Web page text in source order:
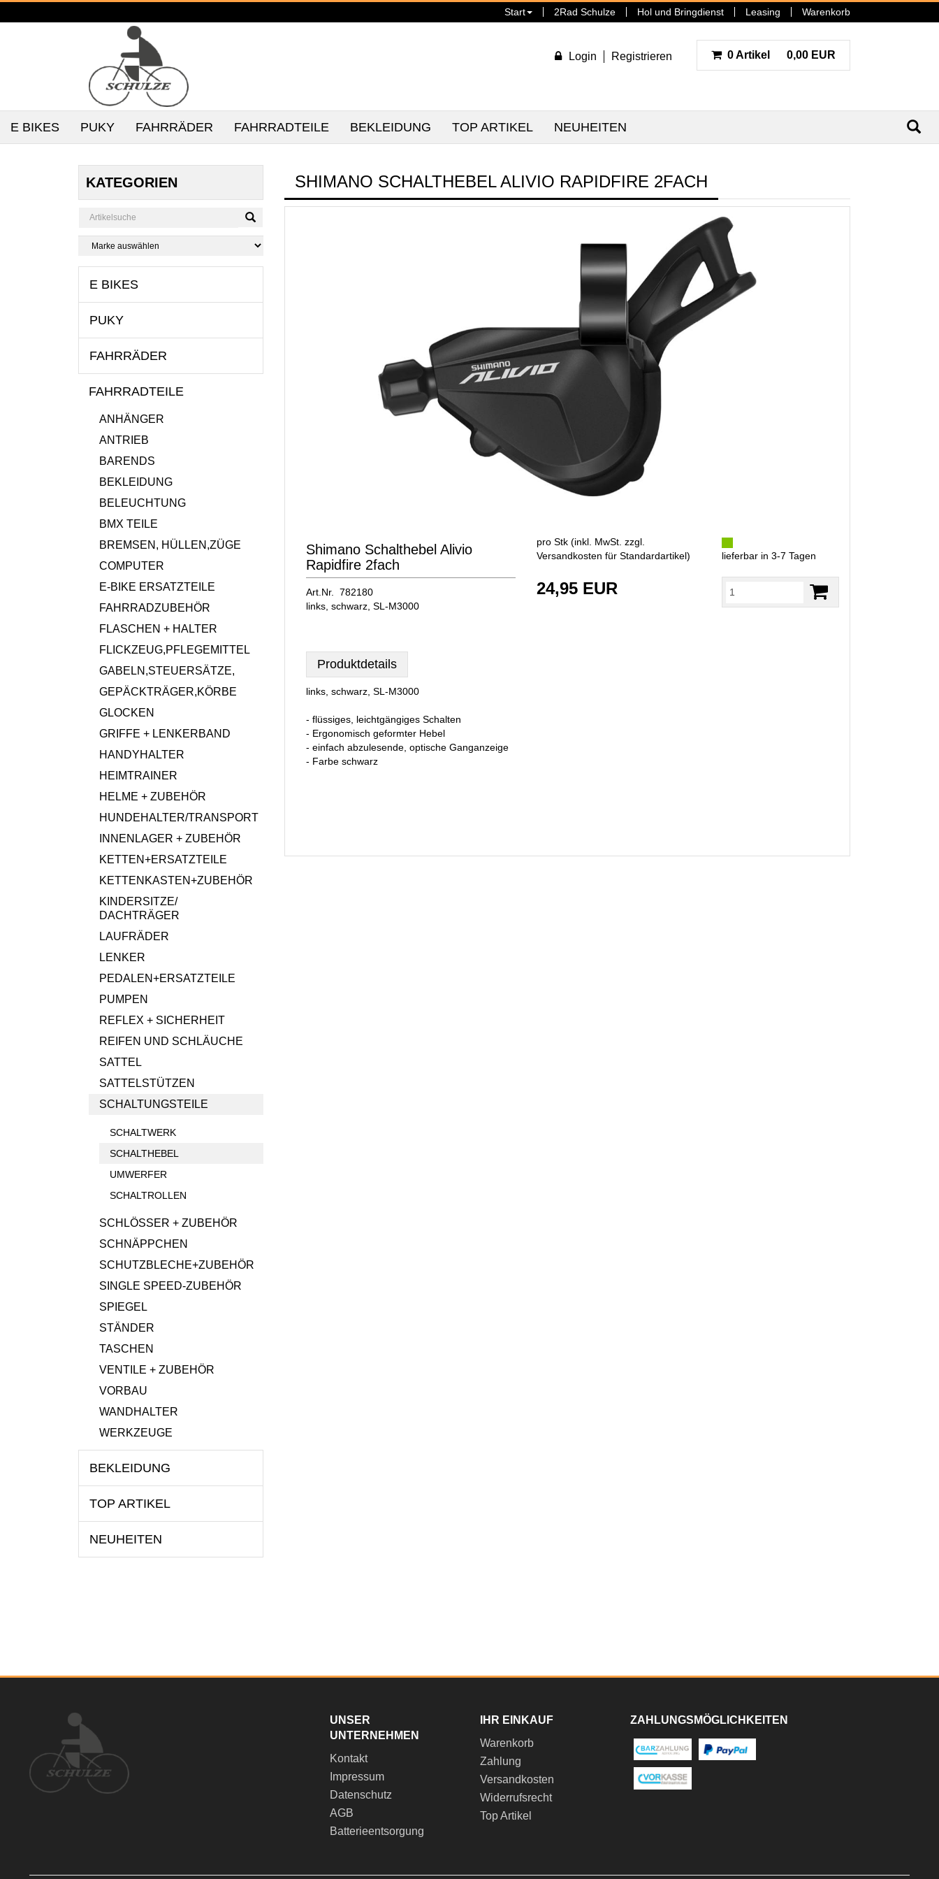
Start 2Rad Schulze Hol und Bringdienst Leasing Warenkorb
Login Registrieren 0 Artikel 0,00 EUR
E BIKES PUKY FAHRRÄDER FAHRRADTEILE BEKLEIDUNG TOP ARTIKEL NEUHEITEN
KATEGORIEN
E BIKES
PUKY
FAHRRÄDER
FAHRRADTEILE
ANHÄNGER
ANTRIEB
BARENDS
BEKLEIDUNG
BELEUCHTUNG
BMX TEILE
BREMSEN, HÜLLEN,ZÜGE
COMPUTER
E-BIKE ERSATZTEILE
FAHRRADZUBEHÖR
FLASCHEN + HALTER
FLICKZEUG,PFLEGEMITTEL
GABELN,STEUERSÄTZE,
GEPÄCKTRÄGER,KÖRBE
GLOCKEN
GRIFFE + LENKERBAND
HANDYHALTER
HEIMTRAINER
HELME + ZUBEHÖR
HUNDEHALTER/TRANSPORT
INNENLAGER + ZUBEHÖR
KETTEN+ERSATZTEILE
KETTENKASTEN+ZUBEHÖR
KINDERSITZE/
DACHTRÄGER
LAUFRÄDER
LENKER
PEDALEN+ERSATZTEILE
PUMPEN
REFLEX + SICHERHEIT
REIFEN UND SCHLÄUCHE
SATTEL
SATTELSTÜTZEN
SCHALTUNGSTEILE
SCHALTWERK
SCHALTHEBEL
UMWERFER
SCHALTROLLEN
SCHLÖSSER + ZUBEHÖR
SCHNÄPPCHEN
SCHUTZBLECHE+ZUBEHÖR
SINGLE SPEED-ZUBEHÖR
SPIEGEL
STÄNDER
TASCHEN
VENTILE + ZUBEHÖR
VORBAU
WANDHALTER
WERKZEUGE
BEKLEIDUNG
TOP ARTIKEL
NEUHEITEN
SHIMANO SCHALTHEBEL ALIVIO RAPIDFIRE 2FACH
Shimano Schalthebel Alivio
Rapidfire 2fach
Art.Nr. 782180
links, schwarz, SL-M3000
pro Stk (inkl. MwSt. zzgl.
Versandkosten für Standardartikel)
24,95 EUR
lieferbar in 3-7 Tagen
Produktdetails
links, schwarz, SL-M3000
- flüssiges, leichtgängiges Schalten
- Ergonomisch geformter Hebel
- einfach abzulesende, optische Ganganzeige
- Farbe schwarz
UNSER
UNTERNEHMEN
Kontakt
Impressum
Datenschutz
AGB
Batterieentsorgung
IHR EINKAUF
Warenkorb
Zahlung
Versandkosten
Widerrufsrecht
Top Artikel
ZAHLUNGSMÖGLICHKEITEN